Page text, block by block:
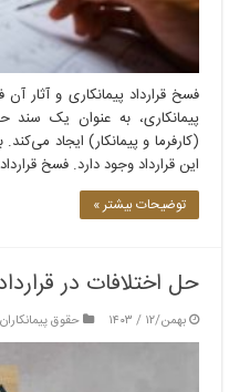
فسخ قرارداد پیمانکاری و آثار آن
پیمانکاری، به عنوان یک سند
(کارفرما و پیمانکار) ایجاد
این قرارداد وجود دارد. فسخ
توضیحات بیشتر »
حل اختلافات در
بهمن/۱۲ / ۱۴۰۳ حقوق